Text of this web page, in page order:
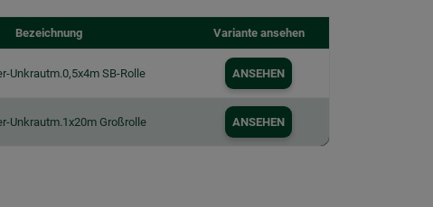
Bezeichnung Variante ansehen
Unkrautm.0,5x4m SB-Rolle ANSEHEN
Unkrautm.1x20m Großrolle ANSEHEN